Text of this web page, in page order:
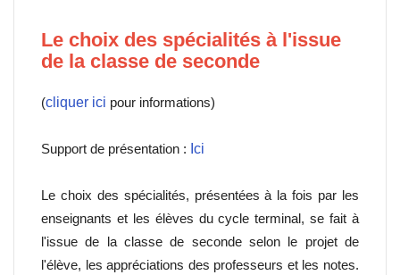
Le choix des spécialités à l'issue
de la classe de seconde
(cliquer ici pour informations)
Support de présentation : Ici
Le choix des spécialités, présentées à la fois par les
enseignants et les élèves du cycle terminal, se fait à
l'issue de la classe de seconde selon le projet de
l'élève, les appréciations des professeurs et les notes.